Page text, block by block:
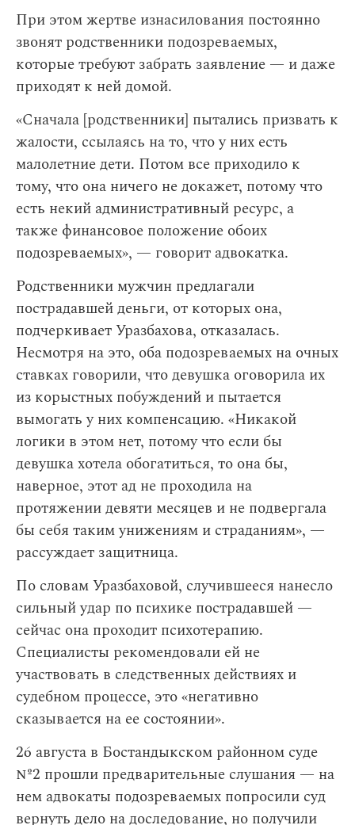
При этом жертве изнасилования постоянно
звонят родственники подозреваемых,
которые требуют забрать заявление — и даже
приходят к ней домой.
«Сначала [родственники] пытались призвать к
жалости, ссылаясь на то, что у них есть
малолетние дети. Потом все приходило к
тому, что она ничего не докажет, потому что
есть некий административный ресурс, а
также финансовое положение обоих
подозреваемых», — говорит адвокатка.
Родственники мужчин предлагали
пострадавшей деньги, от которых она,
подчеркивает Уразбахова, отказалась.
Несмотря на это, оба подозреваемых на очных
ставках говорили, что девушка оговорила их
из корыстных побуждений и пытается
вымогать у них компенсацию. «Никакой
логики в этом нет, потому что если бы
девушка хотела обогатиться, то она бы,
наверное, этот ад не проходила на
протяжении девяти месяцев и не подвергала
бы себя таким унижениям и страданиям», —
рассуждает защитница.
По словам Уразбаховой, случившееся нанесло
сильный удар по психике пострадавшей —
сейчас она проходит психотерапию.
Специалисты рекомендовали ей не
участвовать в следственных действиях и
судебном процессе, это «негативно
сказывается на ее состоянии».
26 августа в Бостандыкском районном суде
№2 прошли предварительные слушания — на
нем адвокаты подозреваемых попросили суд
вернуть дело на доследование, но получили